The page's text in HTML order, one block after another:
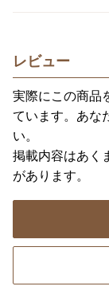
レビュー
実際にこの商品
ています。あな
い。
掲載内容はあく
があります。